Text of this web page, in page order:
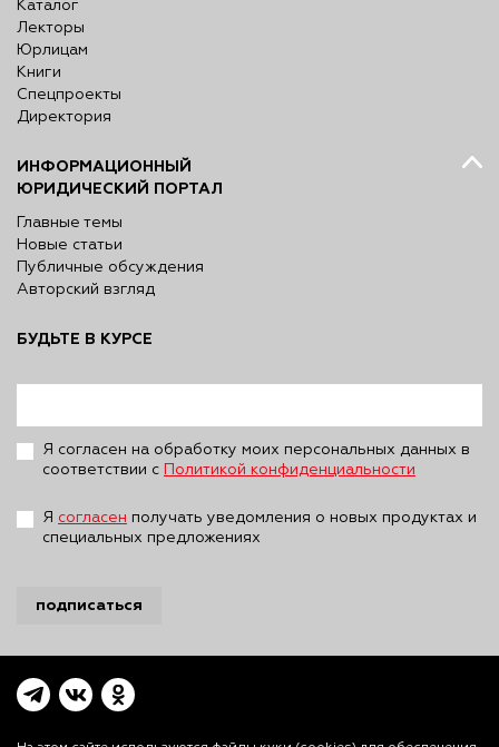
Каталог
Лекторы
Юрлицам
Книги
Спецпроекты
Директория
ИНФОРМАЦИОННЫЙ
ЮРИДИЧЕСКИЙ ПОРТАЛ
Главные темы
Новые статьи
Публичные обсуждения
Авторский взгляд
БУДЬТЕ В КУРСЕ
Я согласен на обработку моих персональных данных в
соответствии с
Политикой конфиденциальности
Я согласен получать уведомления о новых продуктах и
специальных предложениях
подписаться